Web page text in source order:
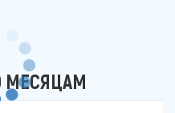
МЕСЯЦАМ